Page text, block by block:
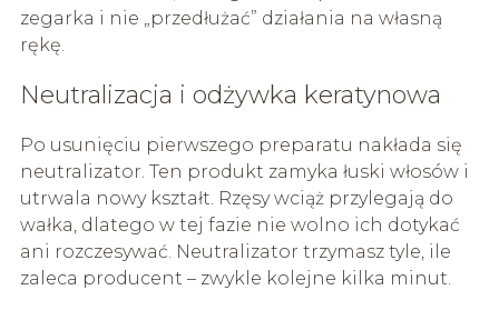
zegarka i nie „przedłużać” działania na własną
rękę.
Neutralizacja i odżywka keratynowa
Po usunięciu pierwszego preparatu nakłada się
neutralizator. Ten produkt zamyka łuski włosów i
utrwala nowy kształt. Rzęsy wciąż przylegają do
wałka, dlatego w tej fazie nie wolno ich dotykać
ani rozczesywać. Neutralizator trzymasz tyle, ile
zaleca producent – zwykle kolejne kilka minut.